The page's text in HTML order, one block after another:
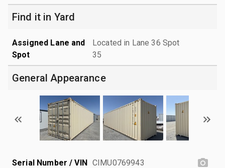
Find it in Yard
Assigned Lane and
Spot
Located in Lane 36 Spot
35
General Appearance
Serial Number / VIN CIMU0769943